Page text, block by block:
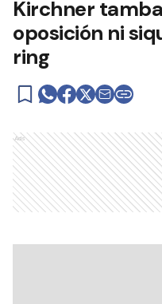
Kirchner
oposición ni
ring
Ads